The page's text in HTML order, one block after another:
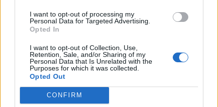
I want to opt-out of processing my
Personal Data for Targeted Advertising.
Opted In
I want to opt-out of Collection, Use,
Retention, Sale, and/or Sharing of my
Personal Data that Is Unrelated with the
Purposes for which it was collected.
Opted Out
CONFIRM
tartozik, melynek olvasása előfizetéses
regisztrációhoz kötött.
Az előfizetés a következőket tartalmazza:
Portfolio.hu teljes cikkarchívum
Kötéslisták: BÉT elmúlt 2 év napon belüli
kötéslistái